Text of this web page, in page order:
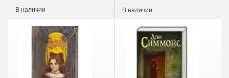
Элизабет
(из 2-х книг)
В наличии В наличии